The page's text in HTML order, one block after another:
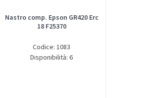
Nastro comp. Epson GR420 Erc
18 F25370
Codice: 1083
Disponibilità: 6